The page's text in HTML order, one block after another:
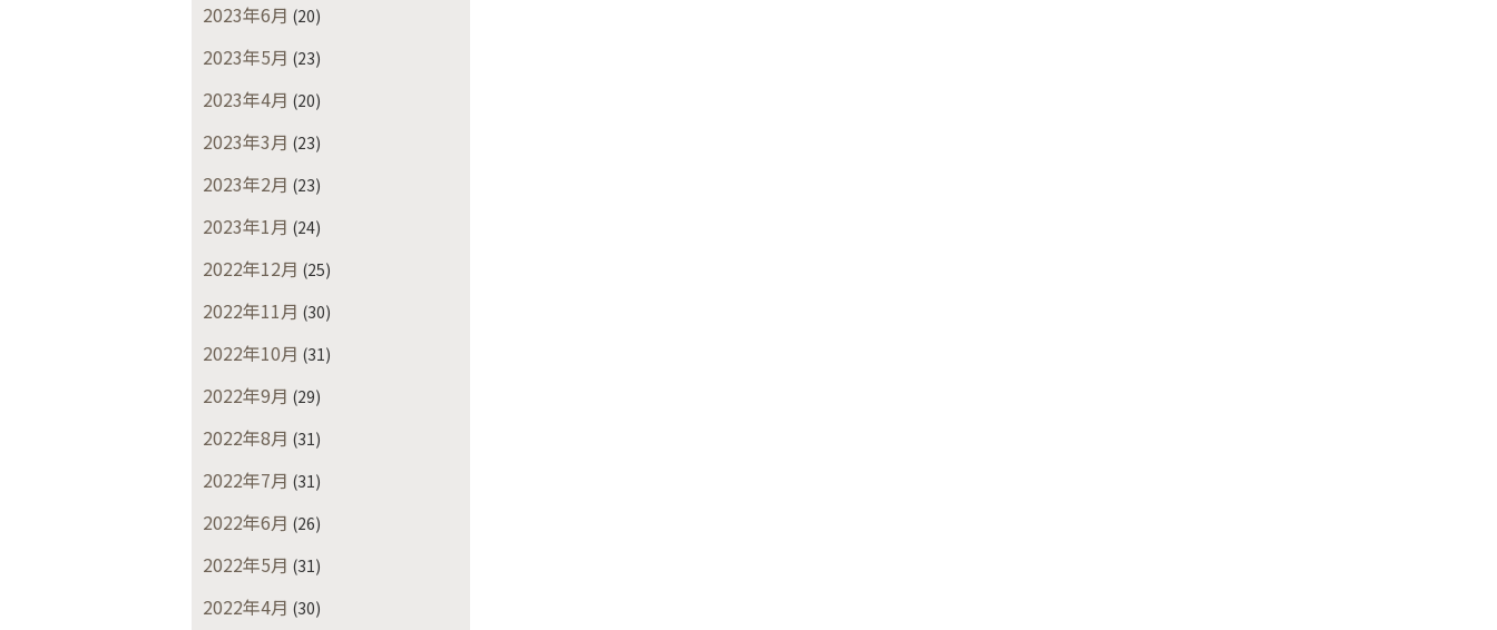
2023年6月 (20)
2023年5月 (23)
2023年4月 (20)
2023年3月 (23)
2023年2月 (23)
2023年1月 (24)
2022年12月 (25)
2022年11月 (30)
2022年10月 (31)
2022年9月 (29)
2022年8月 (31)
2022年7月 (31)
2022年6月 (26)
2022年5月 (31)
2022年4月 (30)